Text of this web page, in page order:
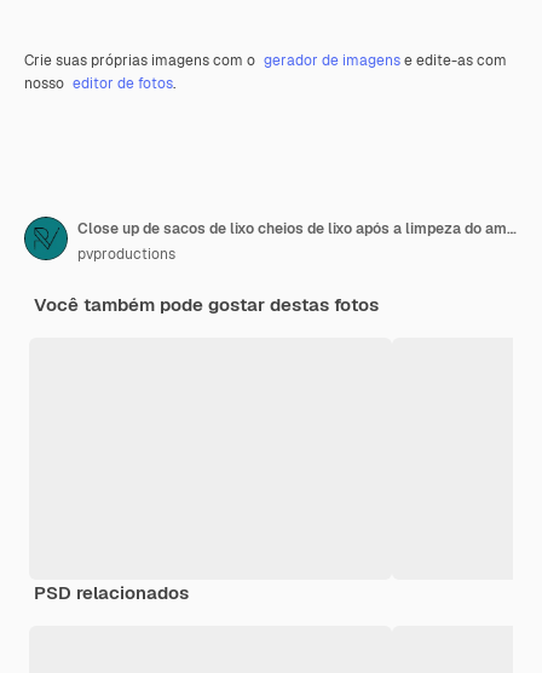
Crie suas próprias imagens com o gerador de imagense edite-as com
nosso editor de fotos.
Close up de sacos de lixo cheios de lixo após a limpeza do ambiente.
pvproductions
Você também pode gostar destas fotos
PSD relacionados